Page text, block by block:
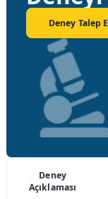
Deney Talep
Deney
Açıklaması